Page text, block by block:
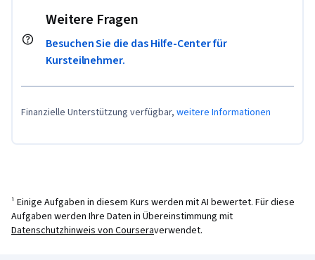
Weitere Fragen
Besuchen Sie die das Hilfe-Center für
Kursteilnehmer.
Finanzielle Unterstützung verfügbar, weitere Informationen
¹ Einige Aufgaben in diesem Kurs werden mit AI bewertet. Für diese
Aufgaben werden Ihre Daten in Übereinstimmung mit
Datenschutzhinweis von Courseraverwendet.